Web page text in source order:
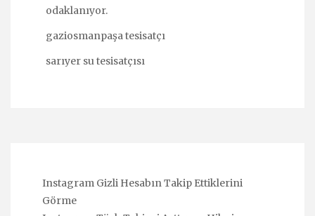
odaklanıyor.
gaziosmanpaşa tesisatçı
sarıyer su tesisatçısı
Instagram Gizli Hesabın Takip Ettiklerini
Görme